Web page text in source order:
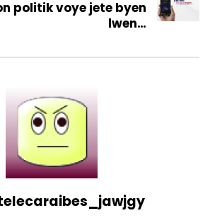
politik voye jete byen
lwen…